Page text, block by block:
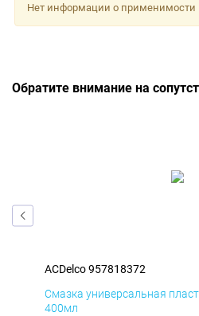
Нет информации о применимости
Обратите внимание на
ACDelco 957818372
Смазка универсальная
400мл